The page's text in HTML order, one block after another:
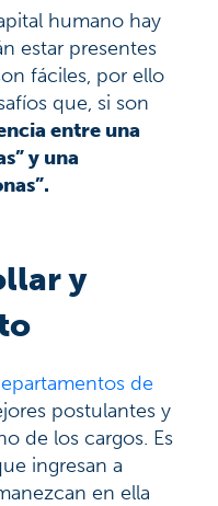
humano hay
estar presentes
fáciles, por ello
que, si son
entre una
y una
y
de
postulantes y
de los cargos. Es
ingresan a
en ella